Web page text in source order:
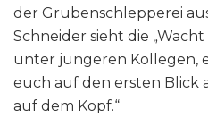
der Grubenschlepperei
Schneider sieht die
unter jüngeren Kollegen,
euch auf den ersten Blick
auf dem Kopf.“